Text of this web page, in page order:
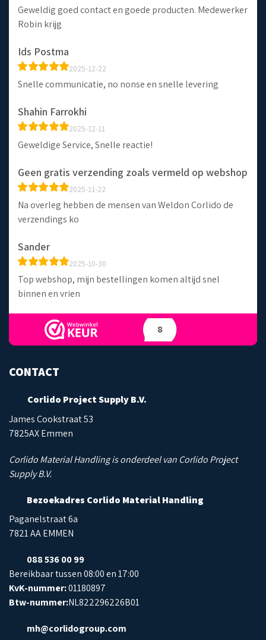
Geweldig goed contact en goede producten. Medewerker
Robin krijg
Ids Postma
2025-12-22
Snelle communicatie, no nonse en snelle levering
Shahin Farrokhi
2025-12-11
Geweldige Service, Snelle reactie!
Geen gratis verzending zoals vermeld op webshop
2025-11-22
Na overleg hebben de mensen van Weldon Corlido de
verzendings ko
Sander
2025-10-30
Top webshop, mijn bestellingen komen altijd snel
binnen en vrien
8
CONTACT
Corlido Project Supply B.V.
James Cookstraat 53
7825AX Emmen
Corlido Material Handling is onderdeel van Corlido Project
Supply B.V.
Bezoekadres Corlido Material Handling
Paganelstraat 6a
7821 AA EMMEN
088 536 00 99
Bereikbaar tussen 08:00 en 17:00
KvK-nummer:01180897
Btw-nummer:NL822296226B01
mh@corlidogroup.com